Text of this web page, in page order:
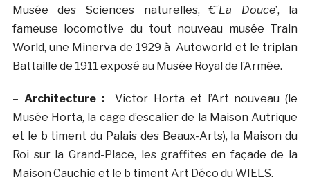
Musée des Sciences naturelles, €˜La Douce’, la
fameuse locomotive du tout nouveau musée Train
World, une Minerva de 1929 à Autoworld et le triplan
Battaille de 1911 exposé au Musée Royal de l’Armée.
– Architecture :Victor Horta et l’Art nouveau (le
Musée Horta, la cage d’escalier de la Maison Autrique
et le b timent du Palais des Beaux-Arts), la Maison du
Roi sur la Grand-Place, les graffites en façade de la
Maison Cauchie et le b timent Art Déco du WIELS.